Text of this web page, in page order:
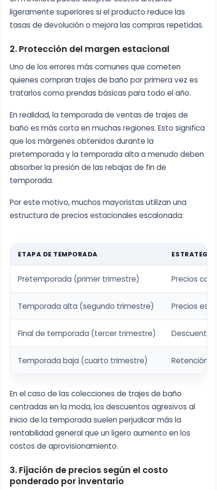
ligeramente superiores si el producto reduce las
tasas de devolución o mejora las compras repetidas.
2. Protección del margen estacional
Uno de los errores más comunes que cometen
quienes compran trajes de baño por primera vez es
tratarlos como prendas básicas para todo el año.
En realidad, la temporada de ventas de trajes de
baño es más corta en muchas regiones. Esto significa
que los márgenes obtenidos durante la
pretemporada y la temporada alta a menudo deben
absorber la presión de las rebajas de fin de
temporada.
Por este motivo, muchos mayoristas utilizan una
estructura de precios estacionales escalonada:
ETAPA DE TEMPORADA ESTRATEGIA
Pretemporada (primer trimestre) Precios
Temporada alta (segundo trimestre) Precios
Final de temporada (tercer trimestre)
Temporada baja (cuarto trimestre) Retención
En el caso de las colecciones de trajes de baño
centradas en la moda, los descuentos agresivos al
inicio de la temporada suelen perjudicar más la
rentabilidad general que un ligero aumento en los
costos de aprovisionamiento.
3. Fijación de precios según el costo
ponderado por inventario